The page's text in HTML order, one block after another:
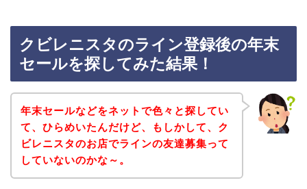
クビレニスタのライン登録後の年末
セールを探してみた結果！
年末セールなどをネットで色々と探してい
て、ひらめいたんだけど、もしかして、ク
ビレニスタのお店でラインの友達募集って
していないのかな～。